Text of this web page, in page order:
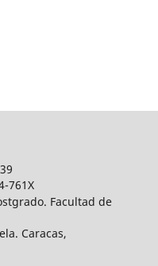
761X
Facultad de
Caracas,